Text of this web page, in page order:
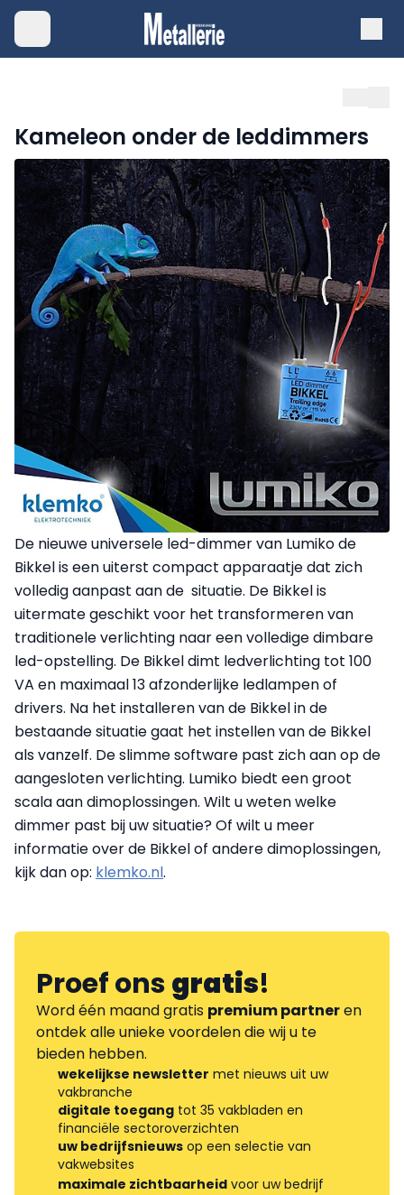
Kameleon onder de leddimmers
De nieuwe universele led-dimmer van Lumiko de
Bikkel is een uiterst compact apparaatje dat zich
volledig aanpast aan de situatie. De Bikkel is
uitermate geschikt voor het transformeren van
traditionele verlichting naar een volledige dimbare
led-opstelling. De Bikkel dimt ledverlichting tot 100
VA en maximaal 13 afzonderlijke ledlampen of
drivers. Na het installeren van de Bikkel in de
bestaande situatie gaat het instellen van de Bikkel
als vanzelf. De slimme software past zich aan op de
aangesloten verlichting. Lumiko biedt een groot
scala aan dimoplossingen. Wilt u weten welke
dimmer past bij uw situatie? Of wilt u meer
informatie over de Bikkel of andere dimoplossingen,
kijk dan op: klemko.nl.
Proef onsgratis!
Word één maand gratis premium partneren
ontdek alle unieke voordelen die wij u te
bieden hebben.
wekelijkse newsletter met nieuws uit uw
vakbranche
digitale toegang tot 35 vakbladen en
financiële sectoroverzichten
uw bedrijfsnieuws op een selectie van
vakwebsites
maximale zichtbaarheid voor uw bedrijf